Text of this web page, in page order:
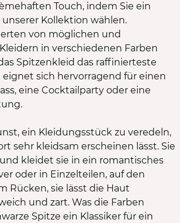
Touch, indem Sie ein
Kollektion wählen.
von möglichen und
in verschiedenen Farben
Spitzenkleid das raffinierteste
sich hervorragend für einen
eine Cocktailparty oder eine
ein Kleidungsstück zu veredeln,
sehr kleidsam erscheinen lässt. Sie
kleidet sie in ein romantisches
oder in Einzelteilen, auf den
Rücken, sie lässt die Haut
und zart. Was die Farben
Spitze ein Klassiker für ein